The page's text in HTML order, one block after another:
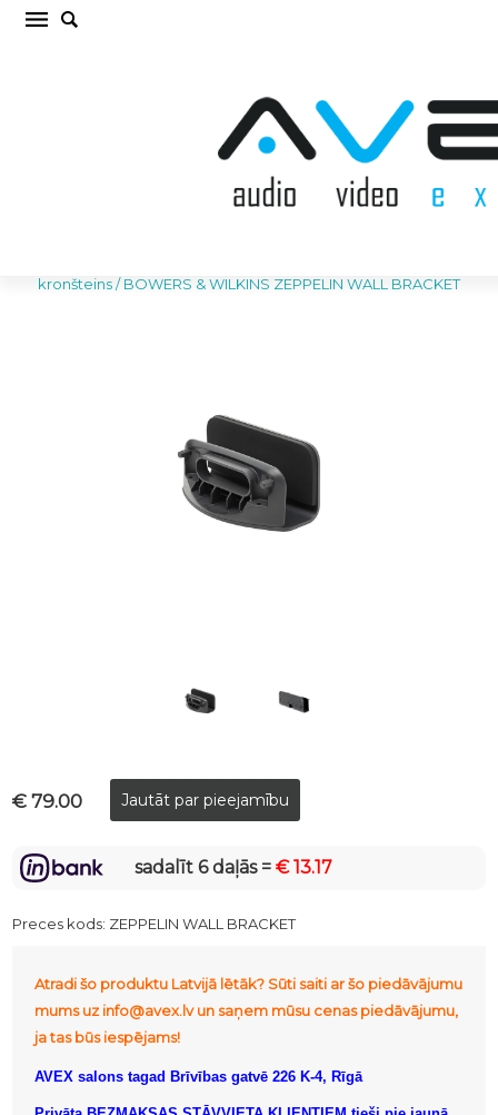
BOWERS & WILKINS ZEPPELIN WALL
kronšteins/BOWERS & WILKINS ZEPPELIN WALL BRACKET
€ 79.00
sadalīt 6 daļās =€ 13.17
Preces kods: ZEPPELIN WALL BRACKET
Atradi šo produktu Latvijā lētāk? Sūti saiti ar šo piedāvājumu
mums uz info@avex.lv un saņem mūsu cenas piedāvājumu,
ja tas būs iespējams!
AVEX salons tagad Brīvības gatvē 226 K-4, Rīgā